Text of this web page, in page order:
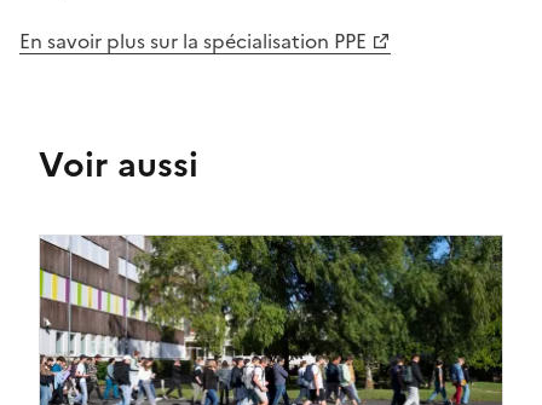
En savoir plus sur la spécialisation PPE
Voir aussi